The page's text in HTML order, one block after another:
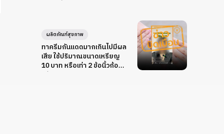
หมอพร้อม
ทาครีมกันแดดมากเกินไปมีผล
เสีย ใช้ปริมาณขนาดเหรียญ
10 บาท หรือเท่า 2 ข้อนิ้วก้อยก็
เพียงพอ
ผลิตภัณฑ์สุขภาพ